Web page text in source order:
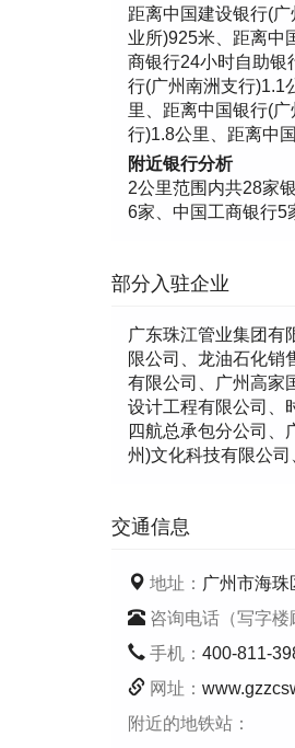
距离中国建设银行(
业所)925米、距离中
商银行24小时自助银
行(广州南洲支行)1.1
里、距离中国银行(
行)1.8公里、距离中
附近银行分析
2公里范围内共28家
6家、中国工商银行5
部分入驻企业
广东珠江管业集团有
限公司、龙油石化销
有限公司、广州高家
设计工程有限公司、
四航总承包分公司、
州)文化科技有限公
交通信息
地址： 广州市海
咨询电话（写字楼
手机： 400-811-
网址：
附近的地铁站：